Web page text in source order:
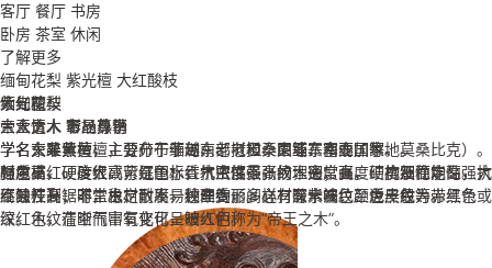
客厅 餐厅 书房
卧房 茶室 休闲
了解更多
缅甸花梨 紫光檀 大红酸枝
缅甸花梨
大众情人 市场热销
学名大果紫檀，主要产于缅甸、老挝和泰国等东南亚国家。
颜色桔红、砖红或紫红色，香气浓郁不张扬，密度高、硬度及稳定性强，
不易开裂、不生虫、耐腐，纹理绚丽多样，有水波纹、虎皮纹等。
紫光檀
帝王之木 彰显身份
学名东非黑黄檀，分布于非洲东部（坦桑尼亚、塞内加尔、莫桑比克）。
材质重，硬度很高，是国标红木密度最高的木头；强度、抗震性能高，抗
腐蚀性高；非常稳定，不易翘曲变形。心材深紫褐色至近黑色、带黑条
纹。木纹清晰而富有变化，被人们称为“帝王之木”。
大红酸枝
三大贡木 奢品尊享
学名交趾黄檀，主要分布于越南、老挝、柬埔寨和泰国等地。
强度高、硬度大、可沉于水，抗虫性强，纹理通常直，结构细而均匀。大
红酸枝开锯时，木材散发一种辛香，闻之有酸辛味。颜色一般为赤红色或
深红色，在空气中氧化可呈暗红色。